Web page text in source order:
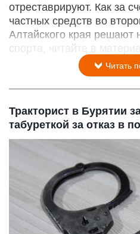
отреставрируют. Как за
частных средств во
Алтайского края
спорта, читайте в
Читать
Тракторист в Бурятии
табуреткой за отказ в